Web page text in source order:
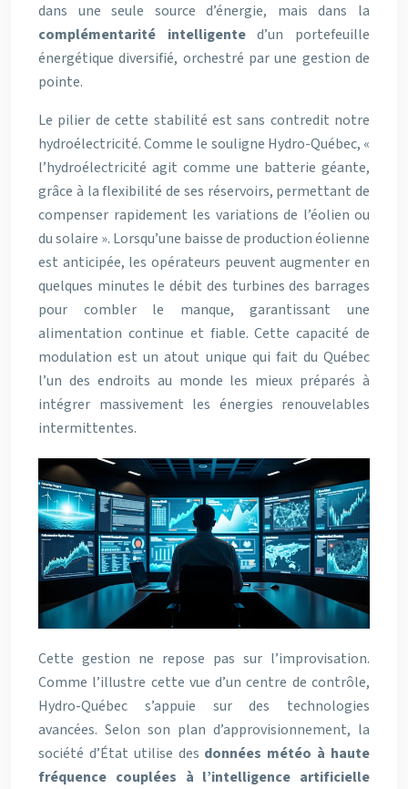
dans une seule source d’énergie, mais dans la
complémentarité intelligented’un portefeuille
énergétique diversifié, orchestré par une gestion de
pointe.
Le pilier de cette stabilité est sans contredit notre
hydroélectricité. Comme le souligne Hydro-Québec, «
l’hydroélectricité agit comme une batterie géante,
grâce à la flexibilité de ses réservoirs, permettant de
compenser rapidement les variations de l’éolien ou
du solaire ». Lorsqu’une baisse de production éolienne
est anticipée, les opérateurs peuvent augmenter en
quelques minutes le débit des turbines des barrages
pour combler le manque, garantissant une
alimentation continue et fiable. Cette capacité de
modulation est un atout unique qui fait du Québec
l’un des endroits au monde les mieux préparés à
intégrer massivement les énergies renouvelables
intermittentes.
Cette gestion ne repose pas sur l’improvisation.
Comme l’illustre cette vue d’un centre de contrôle,
Hydro-Québec s’appuie sur des technologies
avancées. Selon son plan d’approvisionnement, la
société d’État utilise des données météo à haute
fréquence couplées à l’intelligence artificielle